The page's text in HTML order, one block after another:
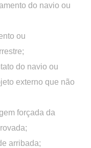
do navio ou
ou
do navio ou
externo que não
forçada da
arribada;